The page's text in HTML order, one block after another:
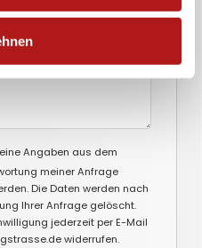
Angaben aus dem
meiner Anfrage
Die Daten werden nach
Ihrer Anfrage gelöscht.
jederzeit per E-Mail
widerrufen.